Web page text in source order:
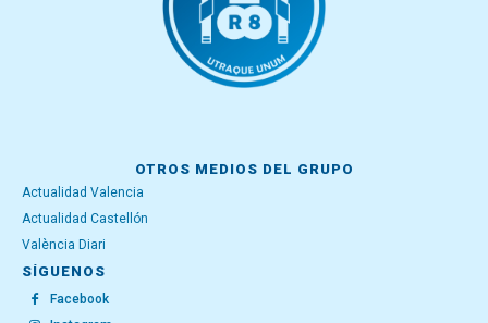
OTROS MEDIOS DEL GRUPO
Actualidad Valencia
Actualidad Castellón
València Diari
SÍGUENOS
Facebook